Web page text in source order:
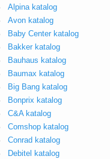
Alpina katalog
Avon katalog
Baby Center katalog
Bakker katalog
Bauhaus katalog
Baumax katalog
Big Bang katalog
Bonprix katalog
C&A katalog
Comshop katalog
Conrad katalog
Debitel katalog